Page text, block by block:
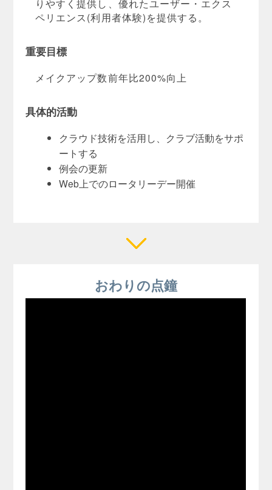
りやすく提供し、優れたユーザー・エクス
ペリエンス(利用者体験)を提供する。
重要目標
メイクアップ数前年比200%向上
具体的活動
クラウド技術を活用し、クラブ活動をサポ
ートする
例会の更新
Web上でのロータリーデー開催
おわりの点鐘